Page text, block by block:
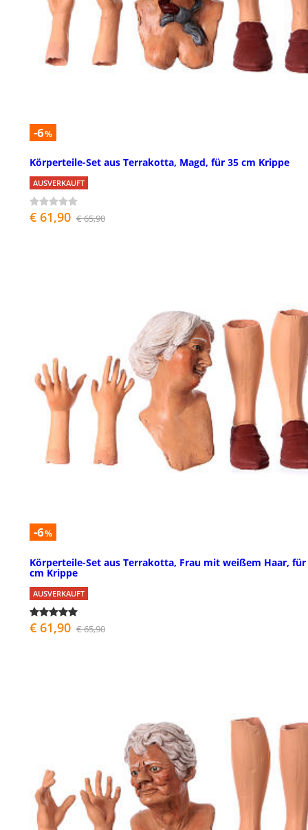
-6%
Körperteile-Set aus Terrakotta, Magd, für 35 cm Krippe
AUSVERKAUFT
€ 61,90 € 65,90
-6%
Körperteile-Set aus Terrakotta, Frau mit weißem Haar, für
cm Krippe
AUSVERKAUFT
€ 61,90 € 65,90